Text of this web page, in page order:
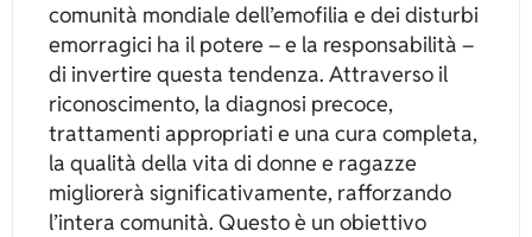
comunità mondiale dell’emofilia e dei disturbi
emorragici ha il potere – e la responsabilità –
di invertire questa tendenza. Attraverso il
riconoscimento, la diagnosi precoce,
trattamenti appropriati e una cura completa,
la qualità della vita di donne e ragazze
migliorerà significativamente, rafforzando
l’intera comunità. Questo è un obiettivo